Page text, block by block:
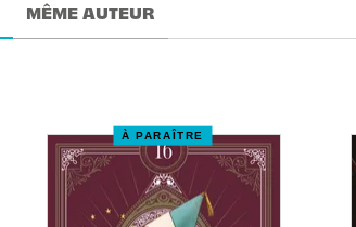
MÊME AUTEUR
À PARAÎTRE